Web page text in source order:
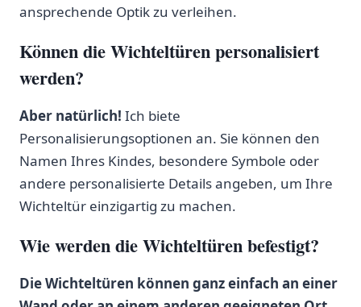
ansprechende ‍Optik zu verleihen.
Können die Wichteltüren personalisiert
werden?
Aber natürlich! Ich biete
Personalisierungsoptionen an. Sie können den⁢
Namen Ihres Kindes, besondere ​Symbole oder
andere ‌personalisierte Details⁢ angeben, um Ihre
Wichteltür einzigartig zu machen.
Wie werden die Wichteltüren befestigt?
Die Wichteltüren können ganz einfach an einer